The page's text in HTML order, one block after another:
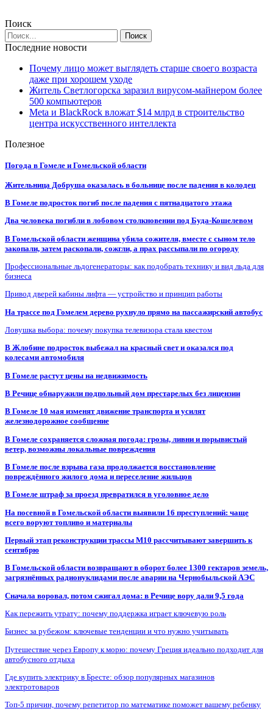
Поиск
Последние новости
Почему лицо может выглядеть старше своего возраста
даже при хорошем уходе
Житель Светлогорска заразил вирусом-майнером более
500 компьютеров
Meta и BlackRock вложат $14 млрд в строительство
центра искусственного интеллекта
Полезное
Погода в Гомеле и Гомельской области
Жительница Добруша оказалась в больнице после падения в колодец
В Гомеле подросток погиб после падения с пятнадцатого этажа
Два человека погибли в лобовом столкновении под Буда-Кошелевом
В Гомельской области женщина убила сожителя, вместе с сыном тело
закопали, затем раскопали, сожгли, а прах рассыпали по огороду
Профессиональные льдогенераторы: как подобрать технику и вид льда для
бизнеса
Привод дверей кабины лифта — устройство и принцип работы
На трассе под Гомелем дерево рухнуло прямо на пассажирский автобус
Ловушка выбора: почему покупка телевизора стала квестом
В Жлобине подросток выбежал на красный свет и оказался под
колесами автомобиля
В Гомеле растут цены на недвижимость
В Речице обнаружили подпольный дом престарелых без лицензии
В Гомеле 10 мая изменят движение транспорта и усилят
железнодорожное сообщение
В Гомеле сохраняется сложная погода: грозы, ливни и порывистый
ветер, возможны локальные повреждения
В Гомеле после взрыва газа продолжается восстановление
повреждённого жилого дома и переселение жильцов
В Гомеле штраф за проезд превратился в уголовное дело
На посевной в Гомельской области выявили 16 преступлений: чаще
всего воруют топливо и материалы
Первый этап реконструкции трассы М10 рассчитывают завершить к
сентябрю
В Гомельской области возвращают в оборот более 1300 гектаров земель,
загрязнённых радионуклидами после аварии на Чернобыльской АЭС
Сначала воровал, потом сжигал дома: в Речице вору дали 9,5 года
Как пережить утрату: почему поддержка играет ключевую роль
Бизнес за рубежом: ключевые тенденции и что нужно учитывать
Путешествие через Европу к морю: почему Греция идеально подходит для
автобусного отдыха
Где купить электрику в Бресте: обзор популярных магазинов
электротоваров
Топ-5 причин, почему репетитор по математике поможет вашему ребенку